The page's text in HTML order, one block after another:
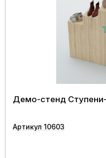
Демо-стенд
Артикул 10603